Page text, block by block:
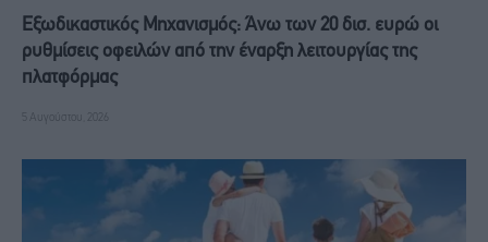
Eξωδικαστικός Μηχανισμός: Άνω των 20 δισ. ευρώ οι
ρυθμίσεις οφειλών από την έναρξη λειτουργίας της
πλατφόρμας
5 Αυγούστου, 2026